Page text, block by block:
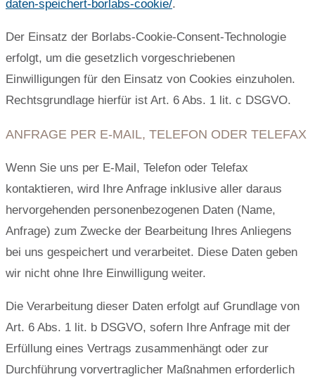
daten-speichert-borlabs-cookie/.
Der Einsatz der Borlabs-Cookie-Consent-Technologie
erfolgt, um die gesetzlich vorgeschriebenen
Einwilligungen für den Einsatz von Cookies einzuholen.
Rechtsgrundlage hierfür ist Art. 6 Abs. 1 lit. c DSGVO.
ANFRAGE PER E-MAIL, TELEFON ODER TELEFAX
Wenn Sie uns per E-Mail, Telefon oder Telefax
kontaktieren, wird Ihre Anfrage inklusive aller daraus
hervorgehenden personenbezogenen Daten (Name,
Anfrage) zum Zwecke der Bearbeitung Ihres Anliegens
bei uns gespeichert und verarbeitet. Diese Daten geben
wir nicht ohne Ihre Einwilligung weiter.
Die Verarbeitung dieser Daten erfolgt auf Grundlage von
Art. 6 Abs. 1 lit. b DSGVO, sofern Ihre Anfrage mit der
Erfüllung eines Vertrags zusammenhängt oder zur
Durchführung vorvertraglicher Maßnahmen erforderlich